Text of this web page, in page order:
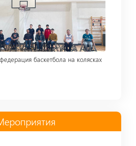
баскетбола на колясках